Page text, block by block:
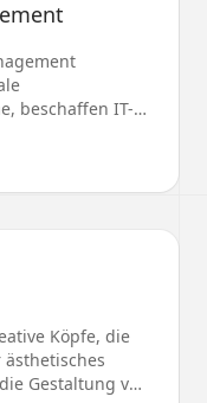
beschaffen IT-
Köpfe, die
Gestaltung von